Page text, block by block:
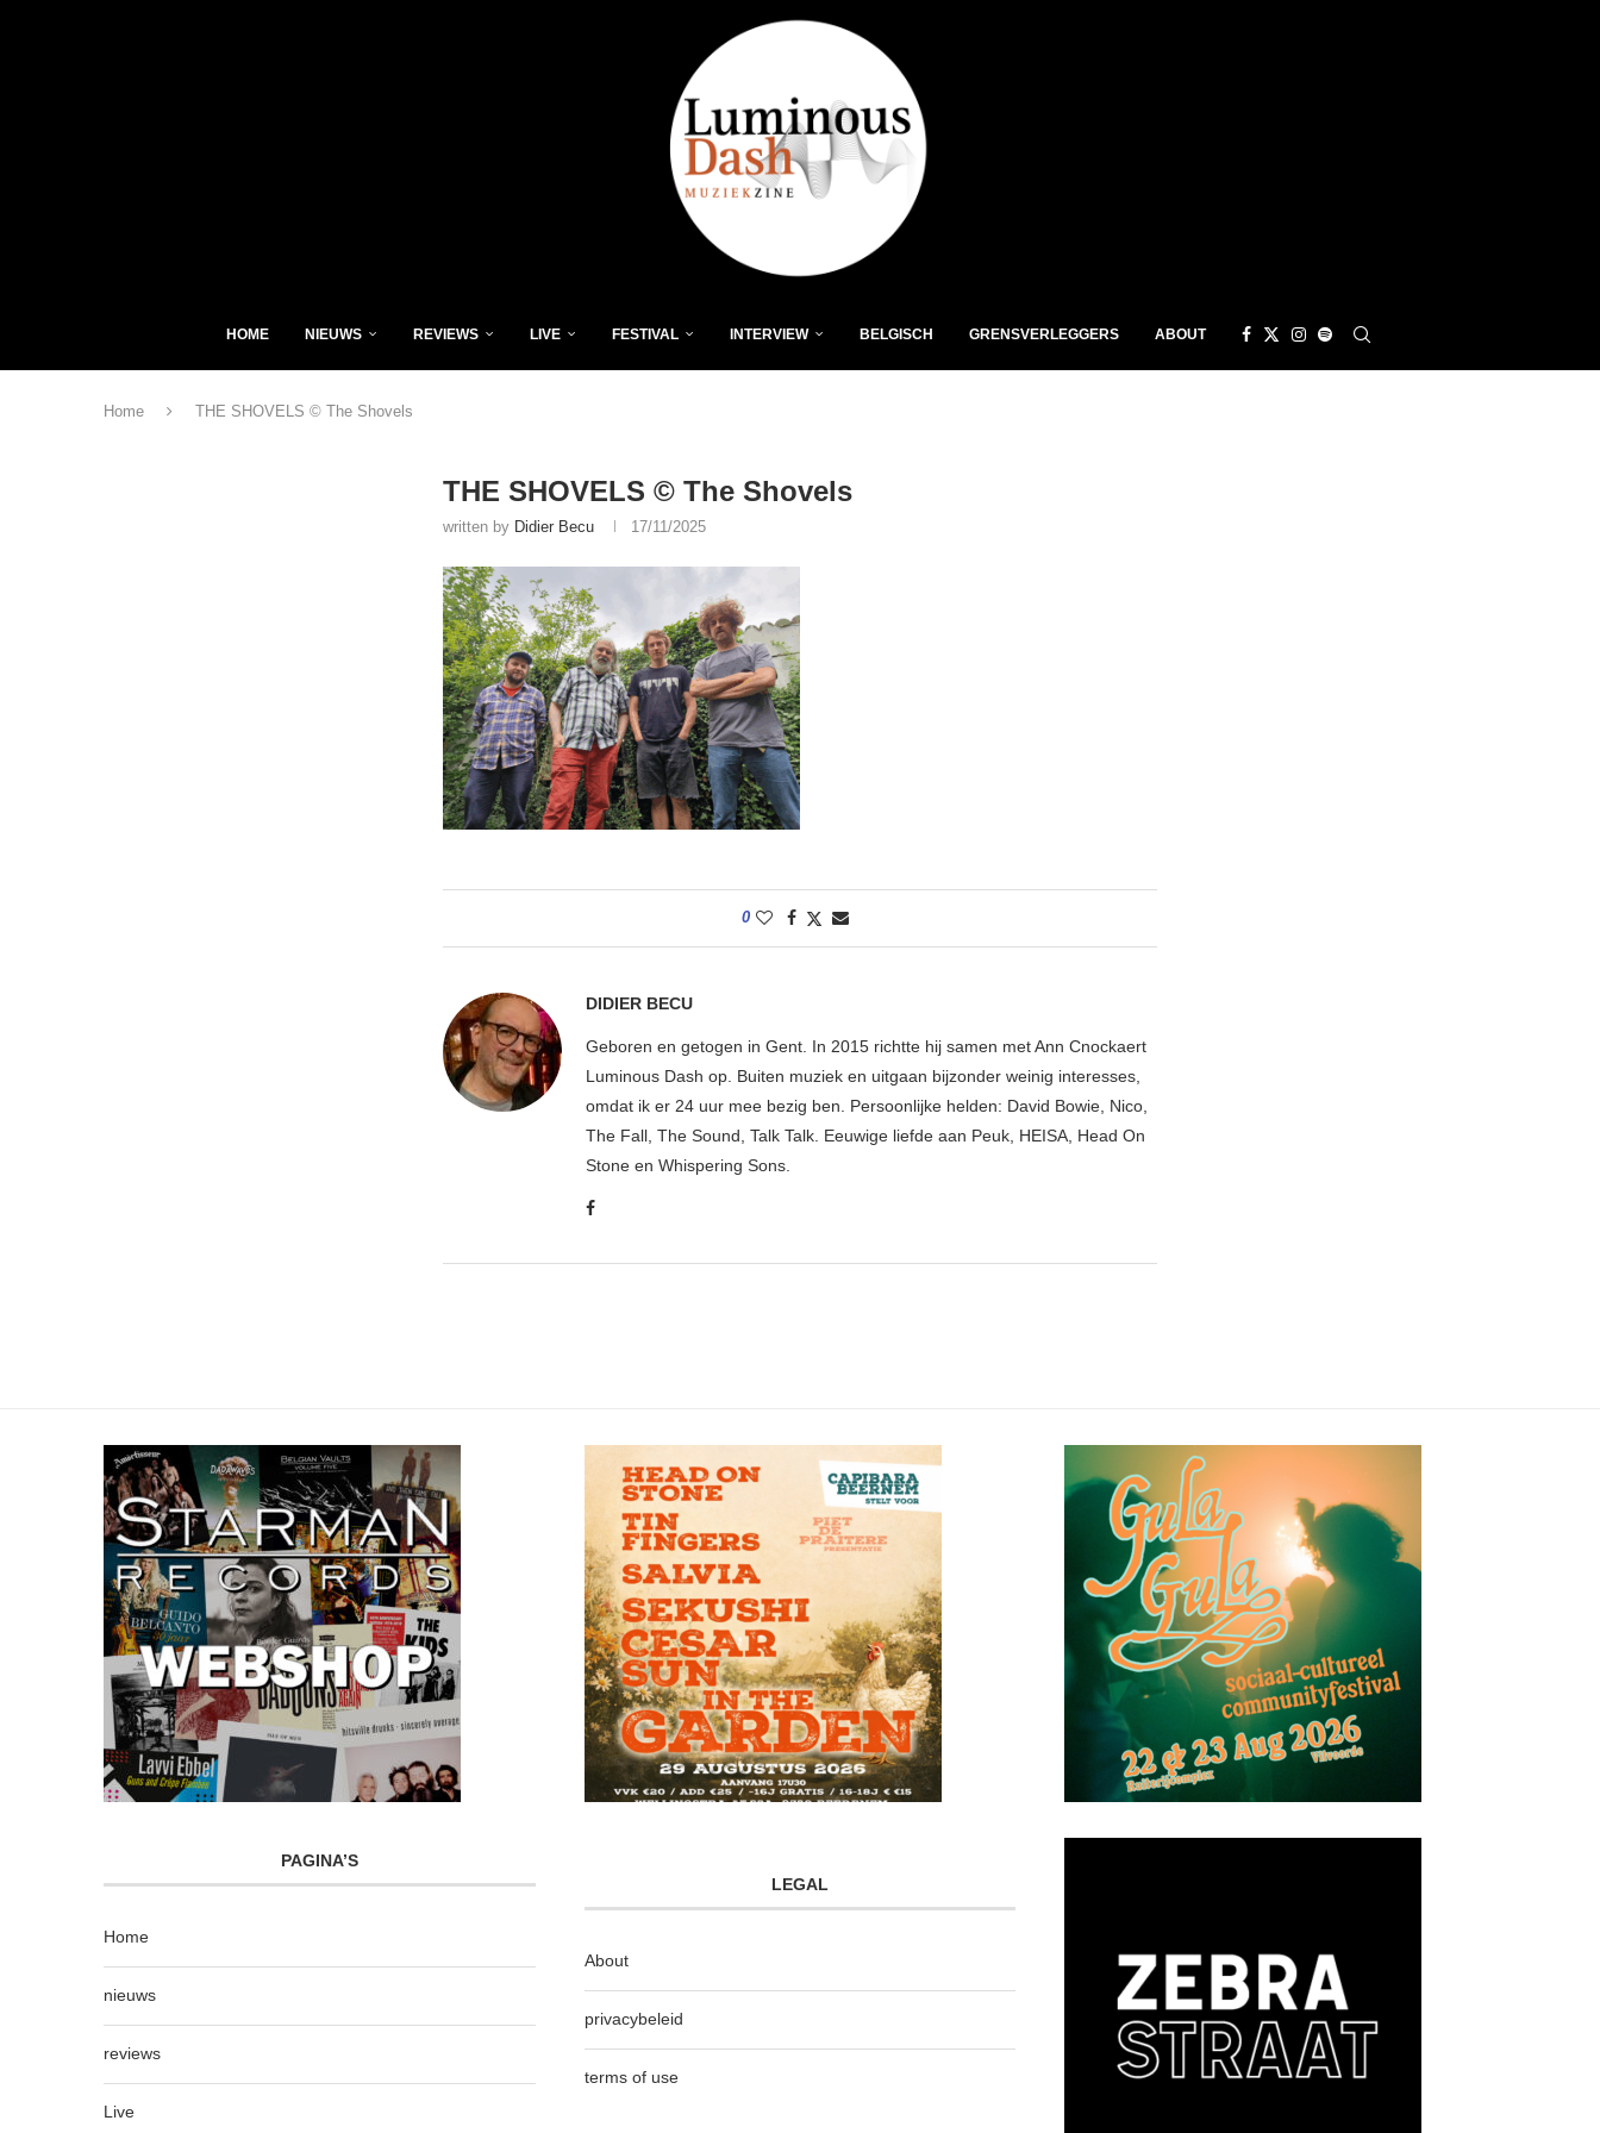
HOME NIEUWS REVIEWS LIVE FESTIVAL INTERVIEW BELGISCH GRENSVERLEGGERS ABOUT
Home THE SHOVELS © The Shovels
THE SHOVELS © The Shovels
written by Didier Becu 17/11/2025
0
DIDIER BECU
Geboren en getogen in Gent. In 2015 richtte hij samen met Ann Cnockaert
Luminous Dash op. Buiten muziek en uitgaan bijzonder weinig interesses,
omdat ik er 24 uur mee bezig ben. Persoonlijke helden: David Bowie, Nico,
The Fall, The Sound, Talk Talk. Eeuwige liefde aan Peuk, HEISA, Head On
Stone en Whispering Sons.
PAGINA’S
Home
nieuws
reviews
Live
LEGAL
About
privacybeleid
terms of use